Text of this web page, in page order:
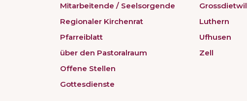
Mitarbeitende / Seelsorgende
Regionaler Kirchenrat
Pfarreiblatt
über den Pastoralraum
Offene Stellen
Gottesdienste
Grossdietwil
Luthern
Ufhusen
Zell